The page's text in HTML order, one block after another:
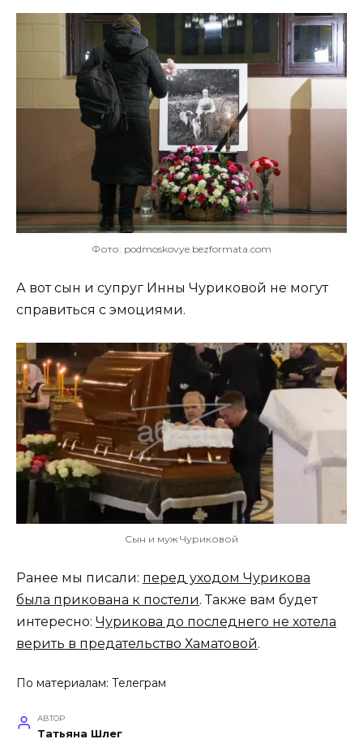
Фото: podmoskovye.bezformata.com
А вот сын и супруг Инны Чуриковой не могут
справиться с эмоциями.
Сын и муж Чуриковой
Ранее мы писали: перед уходом Чурикова
была прикована к постели. Также вам будет
интересно: Чурикова до последнего не хотела
верить в предательство Хаматовой.
По материалам: Телеграм
АВТОР
Татьяна Шлег